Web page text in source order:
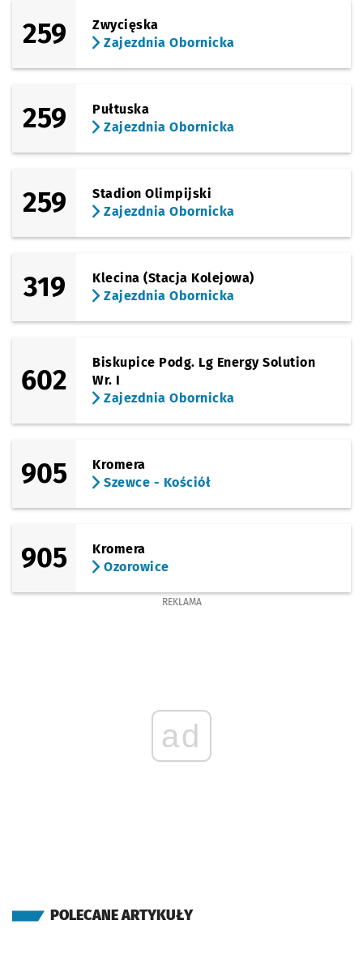
259
Zwycięska
Zajezdnia Obornicka
259
Pułtuska
Zajezdnia Obornicka
259
Stadion Olimpijski
Zajezdnia Obornicka
319
Klecina (Stacja Kolejowa)
Zajezdnia Obornicka
602
Biskupice Podg. Lg Energy Solution
Wr. I
Zajezdnia Obornicka
905
Kromera
Szewce - Kościół
905
Kromera
Ozorowice
REKLAMA
ad
POLECANE ARTYKUŁY